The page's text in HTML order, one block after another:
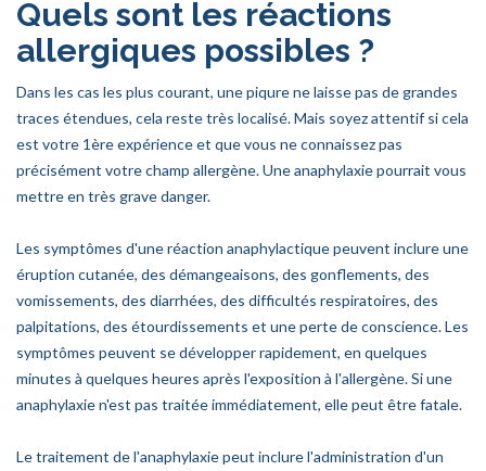
Quels sont les réactions
allergiques possibles ?
Dans les cas les plus courant, une piqure ne laisse pas de grandes
traces étendues, cela reste très localisé. Mais soyez attentif si cela
est votre 1ère expérience et que vous ne connaissez pas
précisément votre champ allergène. Une anaphylaxie pourrait vous
mettre en très grave danger.
Les symptômes d'une réaction anaphylactique peuvent inclure une
éruption cutanée, des démangeaisons, des gonflements, des
vomissements, des diarrhées, des difficultés respiratoires, des
palpitations, des étourdissements et une perte de conscience. Les
symptômes peuvent se développer rapidement, en quelques
minutes à quelques heures après l'exposition à l'allergène. Si une
anaphylaxie n'est pas traitée immédiatement, elle peut être fatale.
Le traitement de l'anaphylaxie peut inclure l'administration d'un